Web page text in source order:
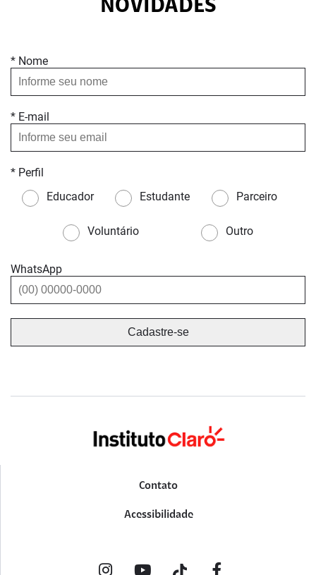
NOVIDADES
* Nome
* E-mail
* Perfil
Educador
Estudante Parceiro
Voluntário Outro
WhatsApp
Contato
Acessibilidade